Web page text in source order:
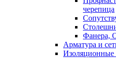
черепица
Фанера,
Арматура и
Изоляционные